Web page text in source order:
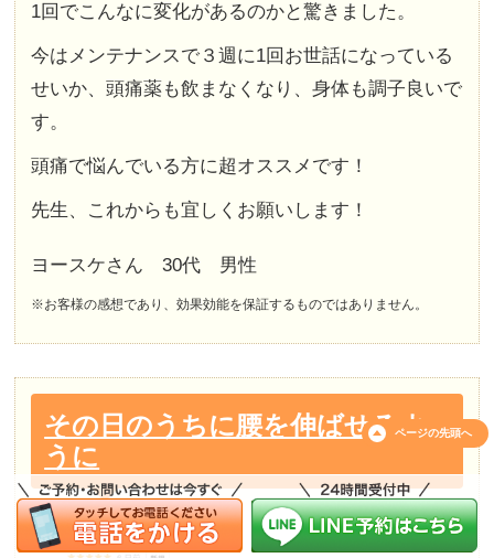
1回でこんなに変化があるのかと驚きました。
今はメンテナンスで３週に1回お世話になっている
せいか、頭痛薬も飲まなくなり、身体も調子良いで
す。
頭痛で悩んでいる方に超オススメです！
先生、これからも宜しくお願いします！
ヨースケさん 30代 男性
※お客様の感想であり、効果効能を保証するものではありません。
その日のうちに腰を伸ばせるよ
うに
ページの先頭へ